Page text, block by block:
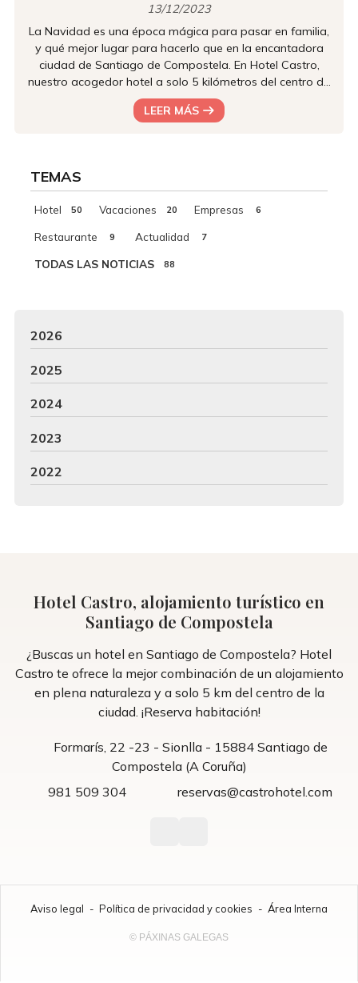
TEMAS
TODAS LAS NOTICIAS 88
Hotel 50 Vacaciones 20 Empresas 6
Restaurante 9 Actualidad 7
13/12/2023
La Navidad es una época mágica para pasar en familia,
y qué mejor lugar para hacerlo que en la encantadora
ciudad de Santiago de Compostela. En Hotel Castro,
nuestro acogedor hotel a solo 5 kilómetros del centro de
Santiago, te invitamos a vivir unas vacaciones
inolvidables en compañía de tus seres queridos. Ahora,
LEER MÁS
2026
2025
2024
2023
2022
Hotel Castro, alojamiento turístico en
Santiago de Compostela
¿Buscas un hotel en Santiago de Compostela? Hotel
Castro te ofrece la mejor combinación de un alojamiento
en plena naturaleza y a solo 5 km del centro de la
ciudad. ¡Reserva habitación!
Formarís, 22 -23 - Sionlla - 15884 Santiago de
Compostela (A Coruña)
981 509 304
reservas@castrohotel.com
Aviso legal - Política de privacidad y cookies - Área Interna
© PÁXINAS GALEGAS